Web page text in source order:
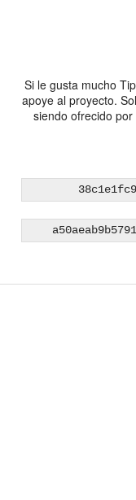
Si le gusta mucho
apoye al proyecto.
siendo ofrecido